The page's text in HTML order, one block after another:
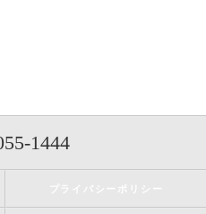
1444